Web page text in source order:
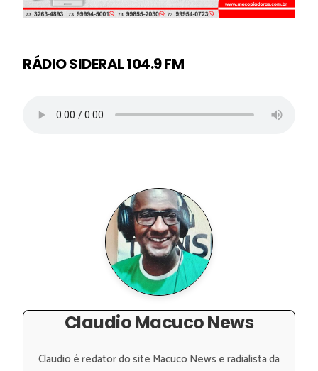
RÁDIO SIDERAL 104.9 FM
Claudio Macuco News
Claudio é redator do site Macuco News e radialista da